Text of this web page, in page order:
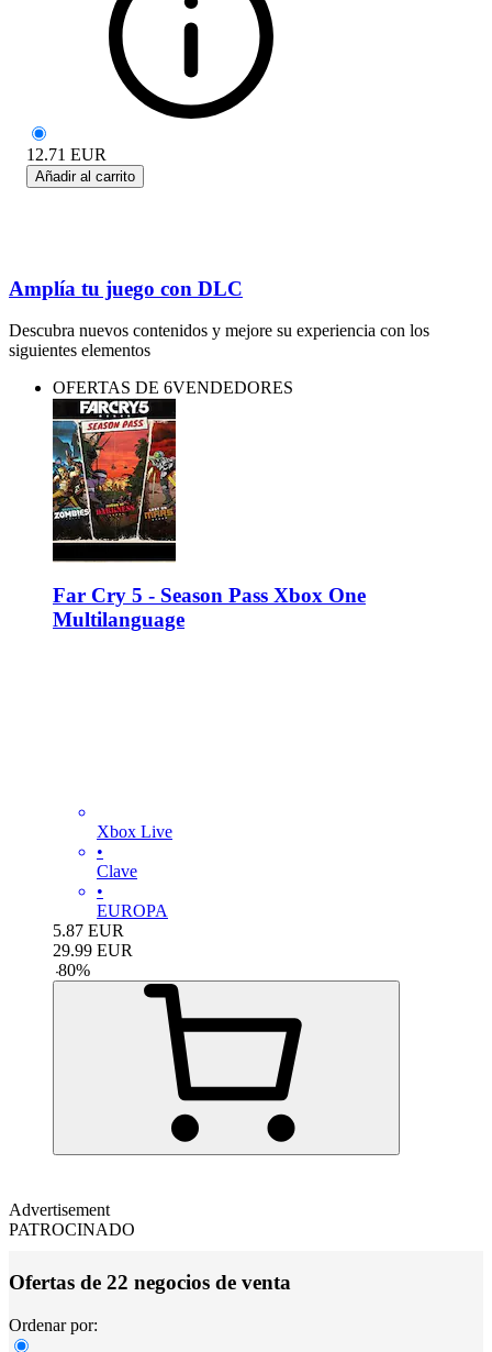
12.71 EUR
Añadir al carrito
Amplía tu juego con DLC
Descubra nuevos contenidos y mejore su experiencia con los
siguientes elementos
OFERTAS DE 6VENDEDORES
Far Cry 5 - Season Pass Xbox One
Multilanguage
Xbox Live
•
Clave
•
EUROPA
5.87 EUR
29.99 EUR
-80%
Advertisement
PATROCINADO
Ofertas de 22 negocios de venta
Ordenar por: